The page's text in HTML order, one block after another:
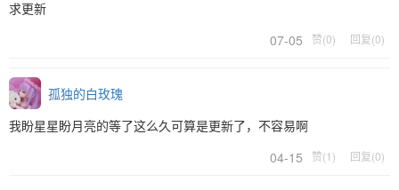
求更新
07-05
赞(0) 回复(0)
孤独的白玫瑰
我盼星星盼月亮的等了这么久可算是更新了，不容易啊
04-15
赞(1) 回复(0)